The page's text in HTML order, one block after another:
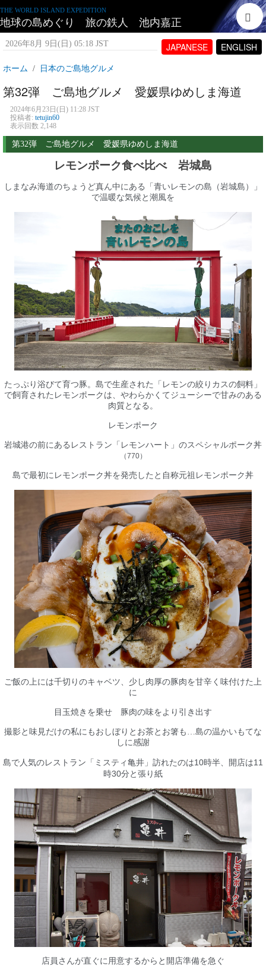
THE WORLD ISLAND EXPEDITION
地球の島めぐり 旅の鉄人 池内嘉正
JAPANESE ENGLISH
2026年8月 9日(日) 05:18 JST
ホーム 日本のご島地グルメ
第32弾 ご島地グルメ 愛媛県ゆめしま海道
2024年6月23日(日) 11:28 JST
投稿者: tetujin60
表示回数 2,148
第32弾 ご島地グルメ 愛媛県ゆめしま海道
レモンポーク食べ比べ 岩城島
しまなみ海道のちょうど真ん中にある「青いレモンの島（岩城島）」
で温暖な気候と潮風を
たっぷり浴びて育つ豚。島で生産された「レモンの絞りカスの飼料」
で飼育されたレモンポークは、やわらかくてジューシーで甘みのある
肉質となる。
レモンポーク
岩城港の前にあるレストラン「レモンハート」のスペシャルポーク丼
（770）
島で最初にレモンポーク丼を発売したと自称元祖レモンポーク丼
ご飯の上には千切りのキャベツ、少し肉厚の豚肉を甘辛く味付けた上
に
目玉焼きを乗せ 豚肉の味をより引き出す
撮影と味見だけの私にもおしぼりとお茶とお箸も…島の温かいもてな
しに感謝
島で人気のレストラン「ミスティ亀井」訪れたのは10時半、開店は11
時30分と張り紙
店員さんが直ぐに用意するからと開店準備を急ぐ